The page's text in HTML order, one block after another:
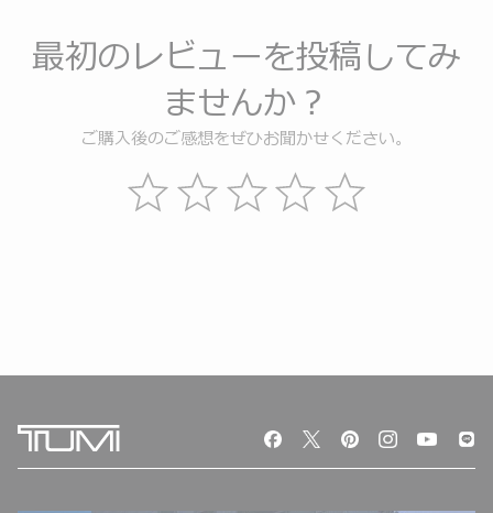
最初のレビューを投稿してみ
ませんか？
ご購入後のご感想をぜひお聞かせください。